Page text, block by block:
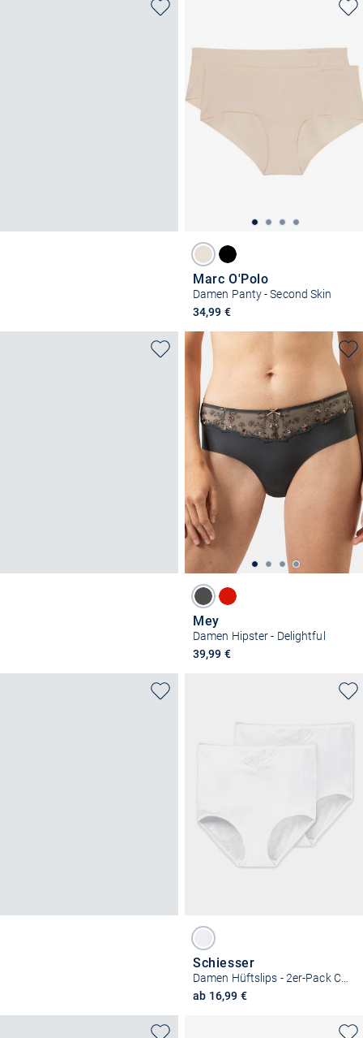
Marc O'Polo
Damen Panty - Second Skin
34,99 €
Mey
Damen Hipster - Delightful
39,99 €
Schiesser
Damen Hüftslips - 2er-Pack Cotton Essentials
ab 16,99 €